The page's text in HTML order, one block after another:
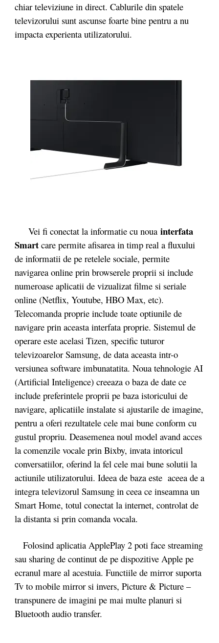
chiar televiziune in direct. Cablurile din spatele
televizorului sunt ascunse foarte bine pentru a nu
impacta experienta utilizatorului.
Vei fi conectat la informatie cu noua interfata
Smart care permite afisarea in timp real a fluxului
de informatii de pe retelele sociale, permite
navigarea online prin browserele proprii si include
numeroase aplicatii de vizualizat filme si seriale
online (Netflix, Youtube, HBO Max, etc).
Telecomanda proprie include toate optiunile de
navigare prin aceasta interfata proprie. Sistemul de
operare este acelasi Tizen, specific tuturor
televizoarelor Samsung, de data aceasta intr-o
versiunea software imbunatatita. Noua tehnologie AI
(Artificial Inteligence) creeaza o baza de date ce
include preferintele proprii pe baza istoricului de
navigare, aplicatiile instalate si ajustarile de imagine,
pentru a oferi rezultatele cele mai bune conform cu
gustul propriu. Deasemenea noul model avand acces
la comenzile vocale prin Bixby, invata intoricul
conversatiilor, oferind la fel cele mai bune solutii la
actiunile utilizatorului. Ideea de baza este aceea de a
integra televizorul Samsung in ceea ce inseamna un
Smart Home, totul conectat la internet, controlat de
la distanta si prin comanda vocala.
Folosind aplicatia ApplePlay 2 poti face streaming
sau sharing de continut de pe dispozitive Apple pe
ecranul mare al acestuia. Functiile de mirror suporta
Tv to mobile mirror si invers, Picture & Picture –
transpunere de imagini pe mai multe planuri si
Bluetooth audio transfer.